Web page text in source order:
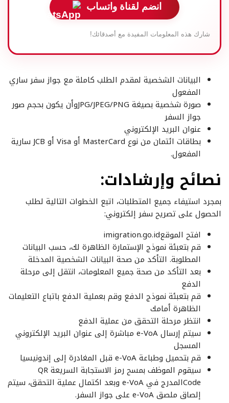
انضم لقناة واتساب
شارك هذه المعلومات المفيدة مع أصدقائك!
البيانات الشخصية لمقدم الطلب كاملة مع جواز سفر ساري
المفعول
صورة شخصية بصيغة JPG/JPEG/PNGوأن يكون بحجم صور
جواز السفر
عنوان البريد الإلكتروني
بطاقات ائتمان من نوع MasterCard أو Visa أو JCB سارية
المفعول.
نصائح وإرشادات:
بمجرد استيفاء جميع المتطلبات، اتبع الخطوات التالية لطلب
الحصول على تصريح سفر إلكتروني:
افتح الموقعimigration.go.id
قم بتعبئة نموذج الإستمارة الظاهرة لك، حسب البيانات
المطلوبة. التأكد من صحة البيانات الشخصية المدخلة
بعد التأكد من صحة جميع المعلومات، انتقل إلى مرحلة
الدفع
قم بتعبئة نموذج الدفع وقم بعملية الدفع باتباع التعليمات
الظاهرة أمامك
انتظر مرحلة التحقق من عملية الدفع
سيتم إرسال e-VoA مباشرة إلى عنوان البريد الإلكتروني
المسجل
قم بتحميل وطباعة e-VoA قبل المغادرة إلى إندونيسيا
سيقوم الموظف بمسح رمز الاستجابة السريعة QR
Codeالمدرج في e-VoA وبعد اكتمال عملية التحقق، سيتم
إلصاق ملصق e-VoA على جواز السفر.